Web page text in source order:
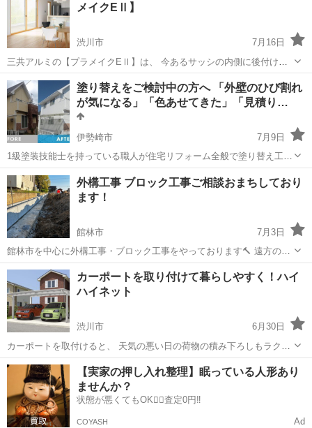
メイクEⅡ】
渋川市
7月16日
三共アルミの【プラメイクEⅡ】は、 今あるサッシの内側に後付けで
設置する内窓です。 主に、 ☆断熱・遮熱効果 ☆防音効果 ☆結露軽減
☆防犯効果 を期待できます。 作業に伺うのは、サイズの測定と窓の取
付の...
群馬 渋川市 その他 無料
塗り替えをご検討中の方へ 「外壁のひび割れ
が気になる」「色あせてきた」「見積り…
伊勢崎市
7月9日
1級塗装技能士を持っている職人が住宅リフォーム全般で塗り替え工事
をやらせて頂いております。 弊社では全て見積もりから工事、管理を
携わらせていただきます。完全自社施工なので仲介業者などなく手数
料や仲介金など無駄なコストを抑えま...
群馬 伊勢崎市 その他 塗装工事
外構工事 ブロック工事ご相談おまちしており
ます！
館林市
7月3日
館林市を中心に外構工事・ブロック工事をやっております🔨 遠方の方
もご相談可能ですのでご連絡お待ちしております！
群馬 館林市 その他
カーポートを取り付けて暮らしやすく！ハイ
ハイネット
渋川市
6月30日
カーポートを取付けると、 天気の悪い日の荷物の積み下ろしもラクチ
ン。 陽の日差しから車の塗装も守ります。 冬は、車の雪下ろしの手間
も格段に減ります。 ハイハイネットは 三協アルミのリフォームショッ
プ 【一...
群馬 渋川市 その他 カーポート
【実家の押し入れ整理】眠っている人形あり
ませんか？
状態が悪くてもOK🙆‍♀️査定0円‼️
COYASH Ad